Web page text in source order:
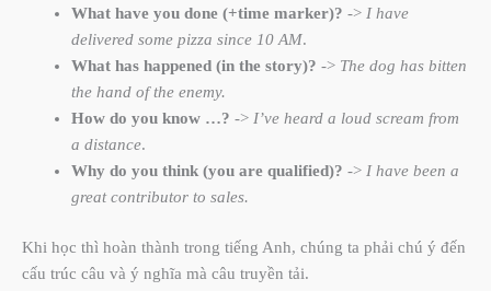
What have you done (+time marker)? -> I have
delivered some pizza since 10 AM.
What has happened (in the story)? -> The dog has bitten
the hand of the enemy.
How do you know …? -> I’ve heard a loud scream from
a distance.
Why do you think (you are qualified)? -> I have been a
great contributor to sales.
Khi học thì hoàn thành trong tiếng Anh, chúng ta phải chú ý đến
cấu trúc câu và ý nghĩa mà câu truyền tải.